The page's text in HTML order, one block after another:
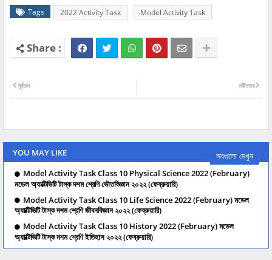
Tags 2022 Activity Task Model Activity Task
নবীনতর
পূর্বতন
YOU MAY LIKE সবগুলো দেখুন
Model Activity Task Class 10 Physical Science 2022 (February)
মডেল অ্যাক্টিভিটি টাস্ক দশম শ্রেণি ভৌতবিজ্ঞান ২০২২ (ফেব্রুয়ারি)
Model Activity Task Class 10 Life Science 2022 (February) মডেল
অ্যাক্টিভিটি টাস্ক দশম শ্রেণি জীবনবিজ্ঞান ২০২২ (ফেব্রুয়ারি)
Model Activity Task Class 10 History 2022 (February) মডেল
অ্যাক্টিভিটি টাস্ক দশম শ্রেণি ইতিহাস ২০২২ (ফেব্রুয়ারি)